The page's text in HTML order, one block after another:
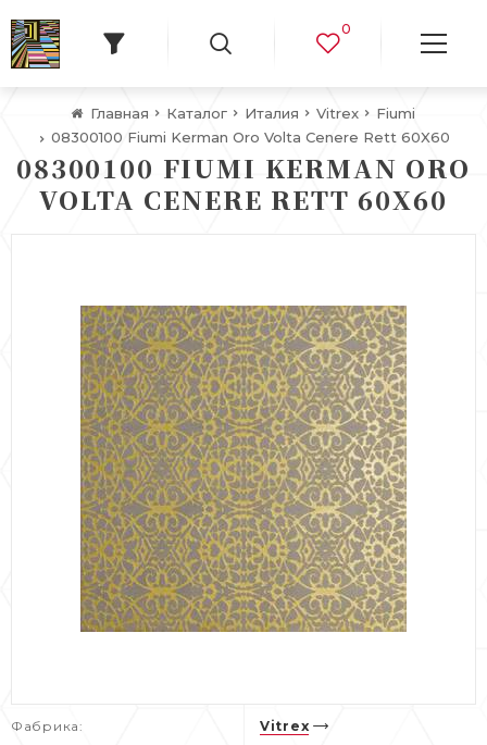
0
Главная Каталог Италия Vitrex
Fiumi
08300100 Fiumi Kerman Oro Volta Cenere Rett 60X60
08300100 FIUMI KERMAN ORO
VOLTA CENERE RETT 60X60
Фабрика: Vitrex